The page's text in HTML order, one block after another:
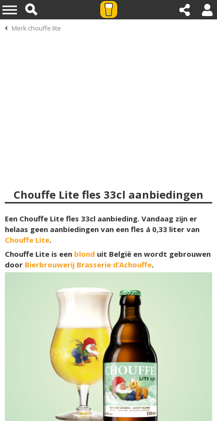
Merk:chouffe lite
Chouffe Lite fles 33cl aanbiedingen
Een Chouffe Lite fles 33cl aanbieding. Vandaag zijn er
helaas geen aanbiedingen van een fles á 0,33 liter van
Chouffe Lite.
Chouffe Lite is een blond uit België en wordt gebrouwen
door Bierbrouwerij Brasserie d’Achouffe.